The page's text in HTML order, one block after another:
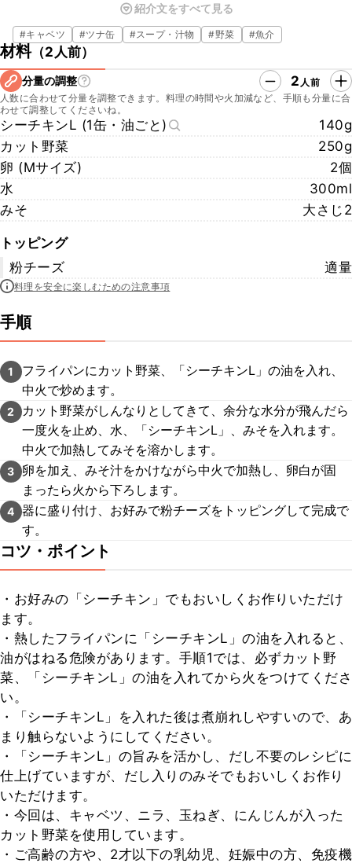
だしの代わりにもなり、具材としての満足感もUP！さらに、シーチキ
ンの油で野菜を炒めることで、コク深い味わいに仕上がりますよ。包
丁・だしいらずで作ったとは思えないほどの満足度ですので、ぜひ
作ってみてくださいね。
紹介文をすべて見る
#キャベツ #ツナ缶 #スープ・汁物 #野菜 #魚介
材料（2人前）
分量の調整 2 人前
人数に合わせて分量を調整できます。料理の時間や火加減など、手順も分量に合
わせて調整してくださいね。
シーチキンL (1缶・油ごと)
140g
カット野菜
250g
卵 (Mサイズ)
2個
水
300ml
みそ
大さじ2
トッピング
粉チーズ
適量
料理を安全に楽しむための注意事項
手順
1
フライパンにカット野菜、「シーチキンL」の油を入れ、
中火で炒めます。
2
カット野菜がしんなりとしてきて、余分な水分が飛んだら
一度火を止め、水、「シーチキンL」、みそを入れます。
中火で加熱してみそを溶かします。
3
卵を加え、みそ汁をかけながら中火で加熱し、卵白が固
まったら火から下ろします。
4 器に盛り付け、お好みで粉チーズをトッピングして完成で
す。
コツ・ポイント
・お好みの「シーチキン」でもおいしくお作りいただけ
ます。
・熱したフライパンに「シーチキンL」の油を入れると、
油がはねる危険があります。手順1では、必ずカット野
菜、「シーチキンL」の油を入れてから火をつけてくださ
い。
・「シーチキンL」を入れた後は煮崩れしやすいので、あ
まり触らないようにしてください。
・「シーチキンL」の旨みを活かし、だし不要のレシピに
仕上げていますが、だし入りのみそでもおいしくお作り
いただけます。
・今回は、キャベツ、ニラ、玉ねぎ、にんじんが入った
カット野菜を使用しています。
・ご高齢の方や、2才以下の乳幼児、妊娠中の方、免疫機